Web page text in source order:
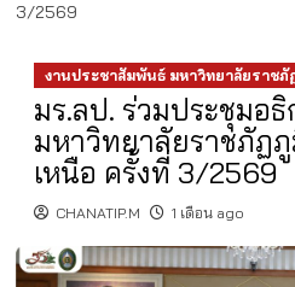
3/2569
งานประชาสัมพันธ์ มหาวิทยาลัยราชภั
มร.ลป. ร่วมประชุมอ
มหาวิทยาลัยราชภัฏ
เหนือ ครั้งที่ 3/2569
CHANATIP.M 1 เดือน ago